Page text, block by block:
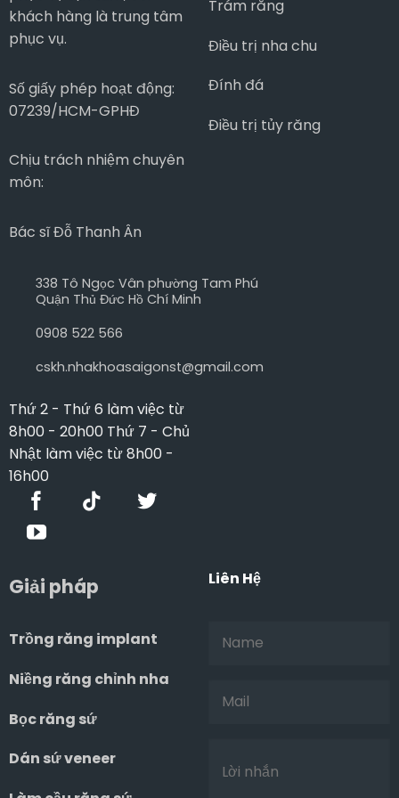
khách hàng là trung tâm
phục vụ.
Số giấy phép hoạt động:
07239/HCM-GPHĐ
Chịu trách nhiệm chuyên
môn:
Bác sĩ Đỗ Thanh Ân
338 Tô Ngọc Vân phường Tam Phú
Quận Thủ Đức Hồ Chí Minh
0908 522 566
cskh.nhakhoasaigonst@gmail.com
Thứ 2 - Thứ 6 làm việc từ
8h00 - 20h00 Thứ 7 - Chủ
Nhật làm việc từ 8h00 -
16h00
Trám răng
Điều trị nha chu
Đính đá
Điều trị tủy răng
Giải pháp
Trồng răng implant
Niềng răng chỉnh nha
Bọc răng sứ
Dán sứ veneer
Liên Hệ